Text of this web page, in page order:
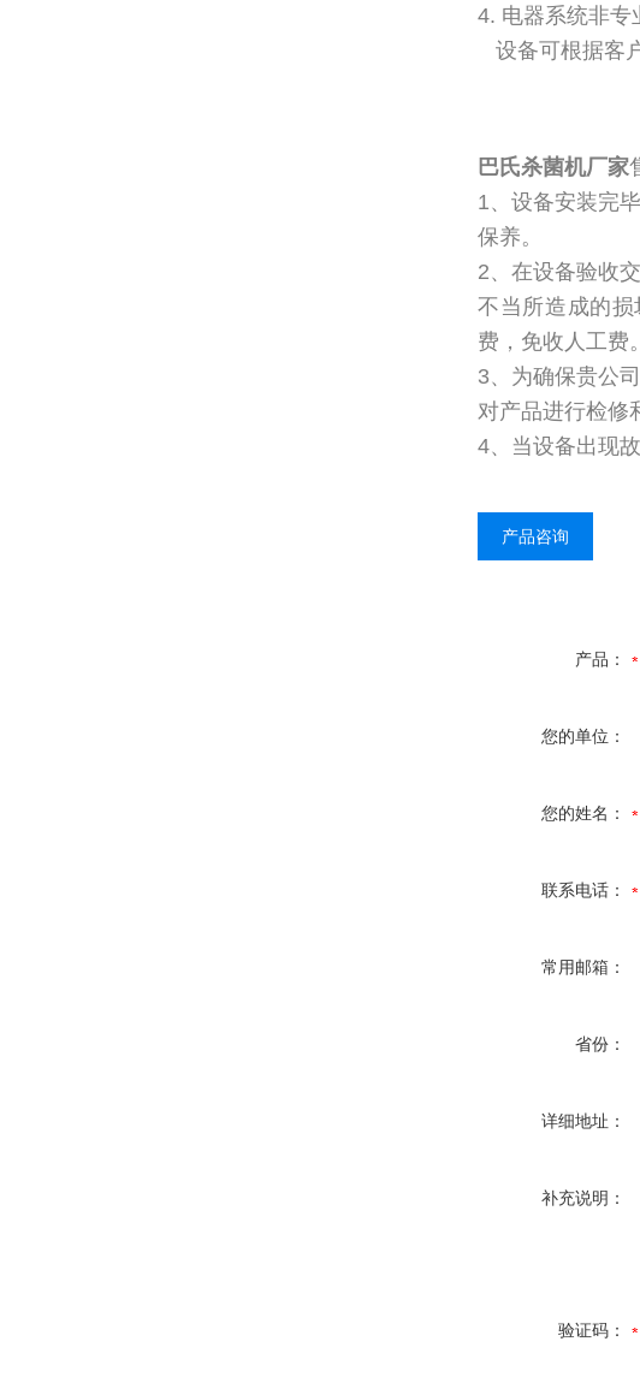
4. 电器系统非专
设备可根据客
巴氏杀菌机厂家
1、设备安装完
保养。
2、在设备验收
不当所造成的
费，免收人工费。
3、为确保贵公
对产品进行检修
4、当设备出现
产品咨询
产品：
您的单位：
您的姓名：
联系电话：
常用邮箱：
省份：
详细地址：
补充说明：
验证码：